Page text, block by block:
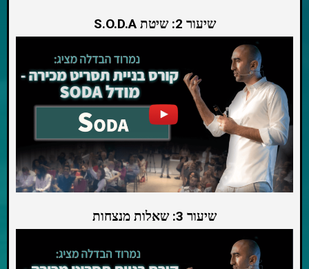
שיעור 2: שיטת S.O.D.A
שיעור 3: שאלות מנצחות